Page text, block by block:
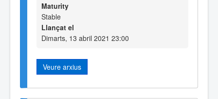
Maturity
Stable
Llançat el
Dimarts, 13 abril 2021 23:00
Veure arxius